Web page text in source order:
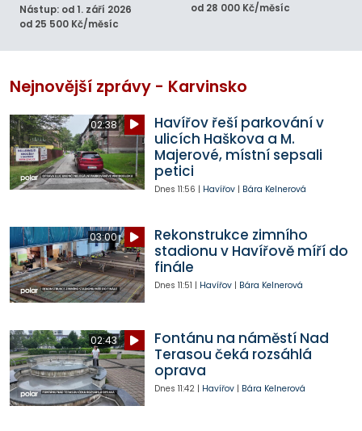
Nástup: od 1. září 2026
od 25 500 Kč/měsíc
od 28 000 Kč/měsíc
Nejnovější zprávy - Karvinsko
02:38
Havířov řeší parkování v
ulicích Haškova a M.
Majerové, místní sepsali
petici
Dnes 11:56 | Havířov| Bára Kelnerová
03:00
Rekonstrukce zimního
stadionu v Havířově míří do
finále
Dnes 11:51 | Havířov| Bára Kelnerová
02:43
Fontánu na náměstí Nad
Terasou čeká rozsáhlá
oprava
Dnes 11:42| Havířov| Bára Kelnerová